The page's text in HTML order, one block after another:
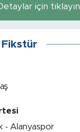
için tıklayın
- Alanyaspor